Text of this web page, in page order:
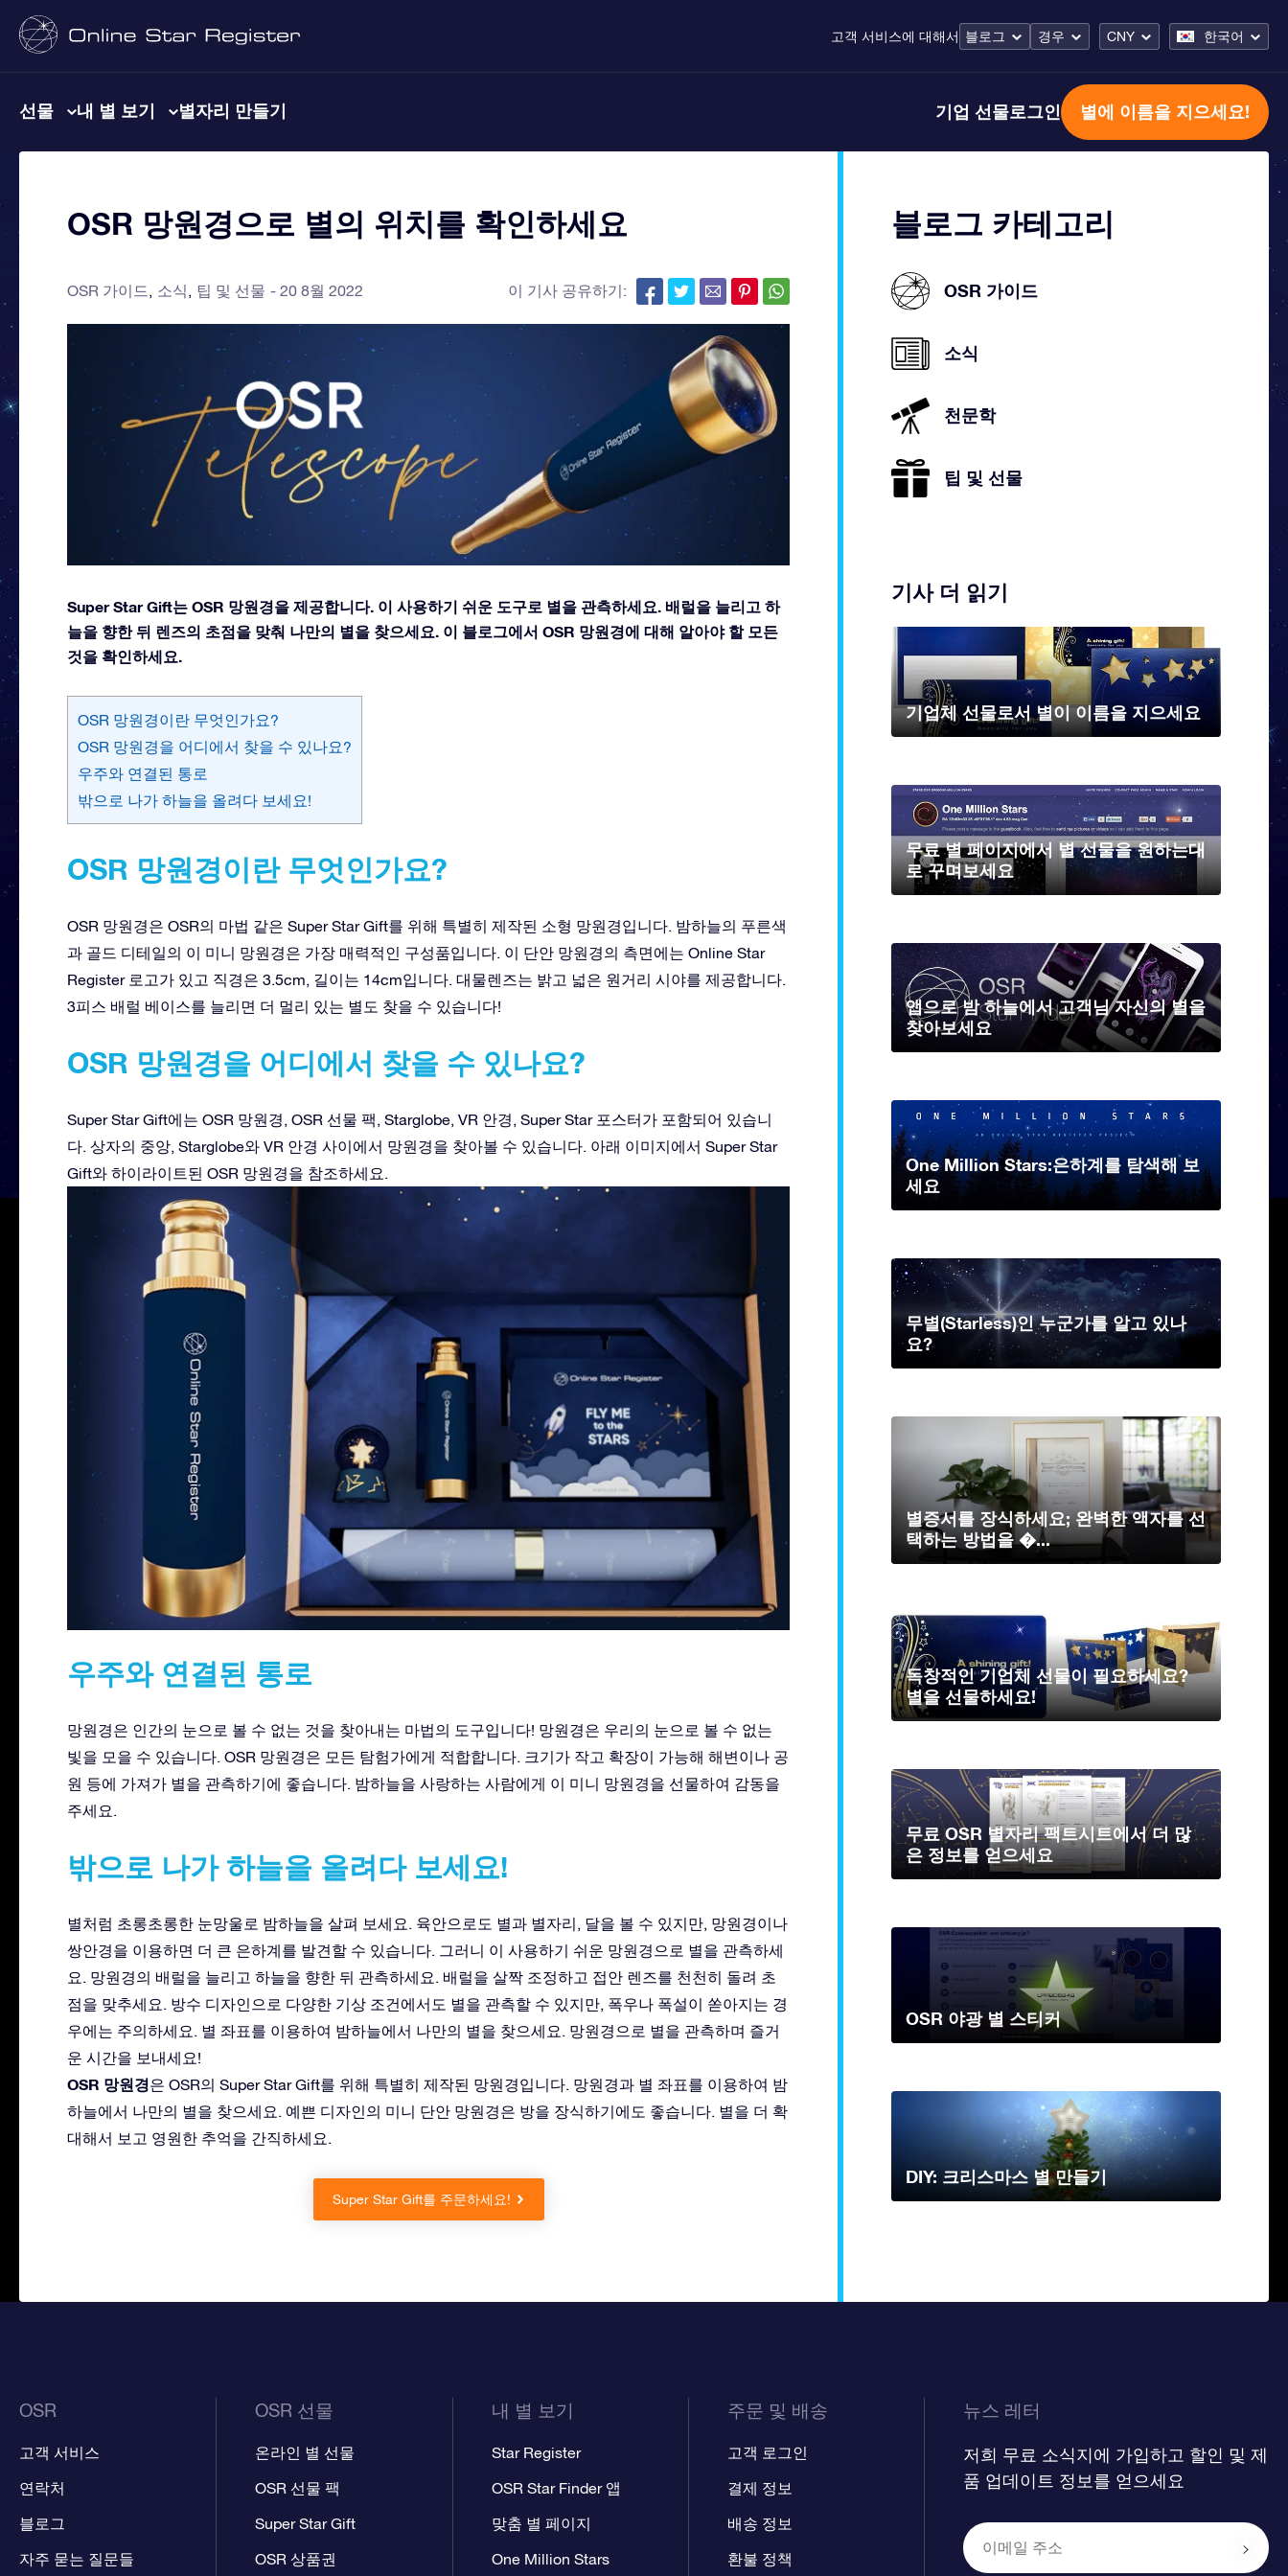
고객 서비스에 대해서 블로그 경우 CNY 한국어
선물 내 별 보기 별자리 만들기 기업 선물로그인 별에 이름을 지으세요!
OSR 망원경으로 별의 위치를 확인하세요
OSR 가이드 소식 팁 및 선물 20 8월 2022 이 기사 공유하기:
Super Star Gift는 OSR 망원경을 제공합니다. 이 사용하기 쉬운 도구로 별을 관측하세요. 배럴을 늘리고 하
늘을 향한 뒤 렌즈의 초점을 맞춰 나만의 별을 찾으세요. 이 블로그에서 OSR 망원경에 대해 알아야 할 모든
것을 확인하세요.
OSR 망원경이란 무엇인가요?
OSR 망원경을 어디에서 찾을 수 있나요?
우주와 연결된 통로
밖으로 나가 하늘을 올려다 보세요!
OSR 망원경이란 무엇인가요?
OSR 망원경은 OSR의 마법 같은 Super Star Gift를 위해 특별히 제작된 소형 망원경입니다. 밤하늘의 푸른색
과 골드 디테일의 이 미니 망원경은 가장 매력적인 구성품입니다. 이 단안 망원경의 측면에는 Online Star
Register 로고가 있고 직경은 3.5cm, 길이는 14cm입니다. 대물렌즈는 밝고 넓은 원거리 시야를 제공합니다.
3피스 배럴 베이스를 늘리면 더 멀리 있는 별도 찾을 수 있습니다!
OSR 망원경을 어디에서 찾을 수 있나요?
Super Star Gift에는 OSR 망원경, OSR 선물 팩, Starglobe, VR 안경, Super Star 포스터가 포함되어 있습니
다. 상자의 중앙, Starglobe와 VR 안경 사이에서 망원경을 찾아볼 수 있습니다. 아래 이미지에서 Super Star
Gift와 하이라이트된 OSR 망원경을 참조하세요.
우주와 연결된 통로
망원경은 인간의 눈으로 볼 수 없는 것을 찾아내는 마법의 도구입니다! 망원경은 우리의 눈으로 볼 수 없는
빛을 모을 수 있습니다. OSR 망원경은 모든 탐험가에게 적합합니다. 크기가 작고 확장이 가능해 해변이나 공
원 등에 가져가 별을 관측하기에 좋습니다. 밤하늘을 사랑하는 사람에게 이 미니 망원경을 선물하여 감동을
주세요.
밖으로 나가 하늘을 올려다 보세요!
별처럼 초롱초롱한 눈망울로 밤하늘을 살펴 보세요. 육안으로도 별과 별자리, 달을 볼 수 있지만, 망원경이나
쌍안경을 이용하면 더 큰 은하계를 발견할 수 있습니다. 그러니 이 사용하기 쉬운 망원경으로 별을 관측하세
요. 망원경의 배럴을 늘리고 하늘을 향한 뒤 관측하세요. 배럴을 살짝 조정하고 접안 렌즈를 천천히 돌려 초
점을 맞추세요. 방수 디자인으로 다양한 기상 조건에서도 별을 관측할 수 있지만, 폭우나 폭설이 쏟아지는 경
우에는 주의하세요. 별 좌표를 이용하여 밤하늘에서 나만의 별을 찾으세요. 망원경으로 별을 관측하며 즐거
운 시간을 보내세요!
OSR 망원경은 OSR의 Super Star Gift를 위해 특별히 제작된 망원경입니다. 망원경과 별 좌표를 이용하여 밤
하늘에서 나만의 별을 찾으세요. 예쁜 디자인의 미니 단안 망원경은 방을 장식하기에도 좋습니다. 별을 더 확
대해서 보고 영원한 추억을 간직하세요.
Super Star Gift를 주문하세요!
블로그 카테고리
OSR 가이드
소식
천문학
팁 및 선물
기사 더 읽기
기업체 선물로서 별이 이름을 지으세요
무료 별 페이지에서 별 선물을 원하는대
로 꾸며보세요
앱으로 밤 하늘에서 고객님 자신의 별을
찾아보세요
One Million Stars:은하계를 탐색해 보
세요
무별(Starless)인 누군가를 알고 있나
요?
별증서를 장식하세요; 완벽한 액자를 선
택하는 방법을 �...
독창적인 기업체 선물이 필요하세요?
별을 선물하세요!
무료 OSR 별자리 팩트시트에서 더 많
은 정보를 얻으세요
OSR 야광 별 스티커
DIY: 크리스마스 별 만들기
OSR
고객 서비스
연락처
블로그
자주 묻는 질문들
OSR 선물
온라인 별 선물
OSR 선물 팩
Super Star Gift
OSR 상품권
내 별 보기
Star Register
OSR Star Finder 앱
맞춤 별 페이지
One Million Stars
주문 및 배송
고객 로그인
결제 정보
배송 정보
환불 정책
뉴스 레터
저희 무료 소식지에 가입하고 할인 및 제
품 업데이트 정보를 얻으세요